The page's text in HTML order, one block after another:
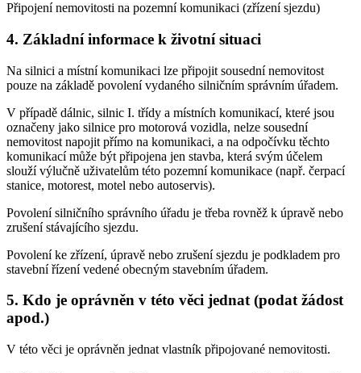
Připojení nemovitosti na pozemní komunikaci (zřízení sjezdu)
4. Základní informace k životní situaci
Na silnici a místní komunikaci lze připojit sousední nemovitost
pouze na základě povolení vydaného silničním správním úřadem.
V případě dálnic, silnic I. třídy a místních komunikací, které jsou
označeny jako silnice pro motorová vozidla, nelze sousední
nemovitost napojit přímo na komunikaci, a na odpočívku těchto
komunikací může být připojena jen stavba, která svým účelem
slouží výlučně uživatelům této pozemní komunikace (např. čerpací
stanice, motorest, motel nebo autoservis).
Povolení silničního správního úřadu je třeba rovněž k úpravě nebo
zrušení stávajícího sjezdu.
Povolení ke zřízení, úpravě nebo zrušení sjezdu je podkladem pro
stavební řízení vedené obecným stavebním úřadem.
5. Kdo je oprávněn v této věci jednat (podat žádost
apod.)
V této věci je oprávněn jednat vlastník připojované nemovitosti.